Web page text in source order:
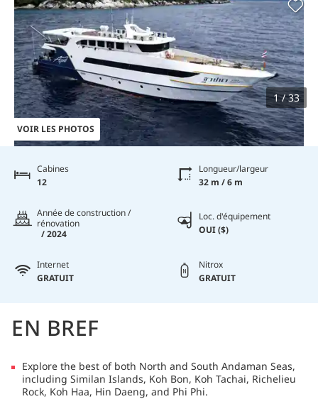
VOIR LES PHOTOS
1 / 33
Cabines
12
Longueur/largeur
32 m / 6 m
Année de construction /
rénovation
/ 2024
Loc. d'équipement
OUI ($)
Internet
GRATUIT
Nitrox
GRATUIT
EN BREF
Explore the best of both North and South Andaman Seas,
including Similan Islands, Koh Bon, Koh Tachai, Richelieu
Rock, Koh Haa, Hin Daeng, and Phi Phi.